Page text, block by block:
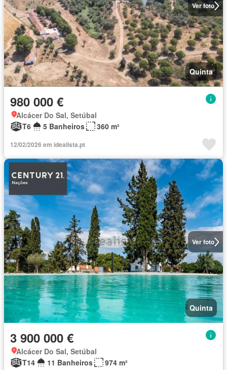
Ver foto
Quinta
980 000 €
Alcácer Do Sal, Setúbal
T6
5 Banheiros 360 m²
12/02/2026 em idealista.pt
Ver foto
Quinta
3 900 000 €
Alcácer Do Sal, Setúbal
T14
11 Banheiros 974 m²